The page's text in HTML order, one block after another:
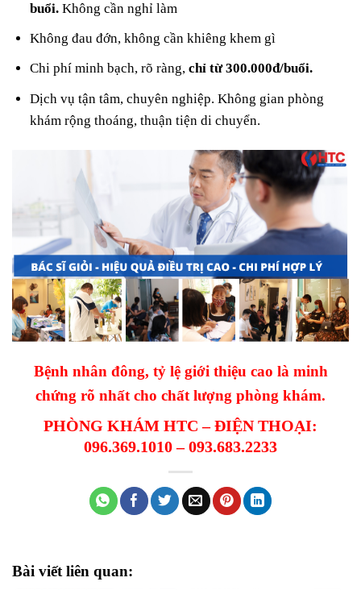
buổi. Không cần nghỉ làm
Không đau đớn, không cần khiêng khem gì
Chi phí minh bạch, rõ ràng,chỉ từ 300.000đ/buổi.
Dịch vụ tận tâm, chuyên nghiệp. Không gian phòng
khám rộng thoáng, thuận tiện di chuyển.
Bệnh nhân đông, tỷ lệ giới thiệu cao là minh
chứng rõ nhất cho chất lượng phòng khám.
PHÒNG KHÁM HTC – ĐIỆN THOẠI:
096.369.1010 – 093.683.2233
Bài viết liên quan: